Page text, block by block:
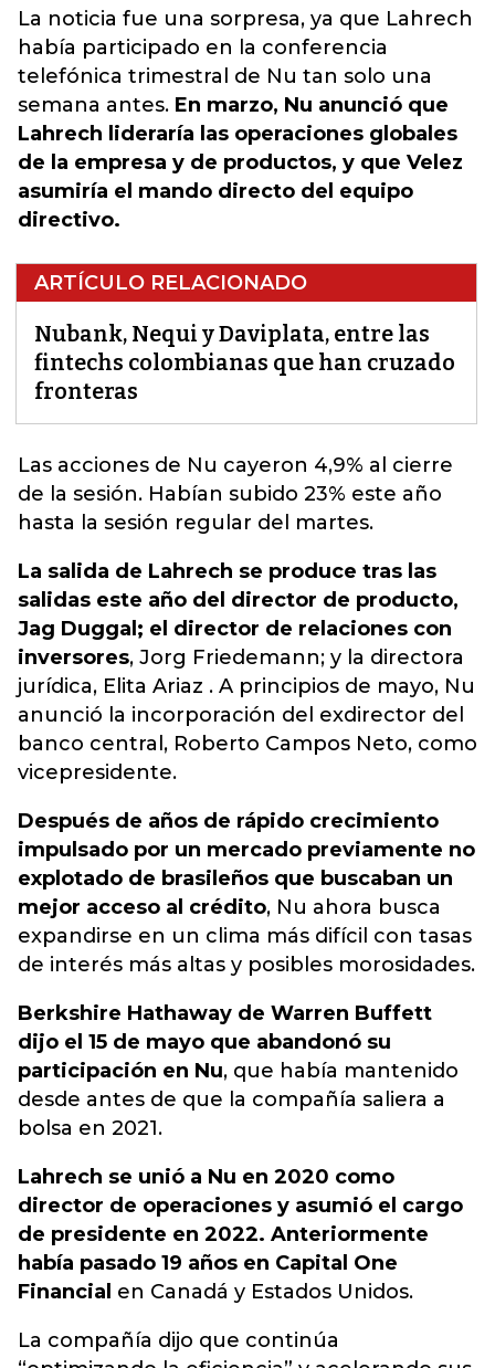
La noticia fue una sorpresa, ya que Lahrech
había participado en la conferencia
telefónica trimestral de Nu tan solo una
semana antes. En marzo, Nu anunció que
Lahrech lideraría las operaciones globales
de la empresa y de productos, y que Velez
asumiría el mando directo del equipo
directivo.
ARTÍCULO RELACIONADO
Nubank, Nequi y Daviplata, entre las
fintechs colombianas que han cruzado
fronteras
Las acciones de Nu cayeron 4,9% al cierre
de la sesión. Habían subido 23% este año
hasta la sesión regular del martes.
La salida de Lahrech se produce tras las
salidas este año del director de producto,
Jag Duggal; el director de relaciones con
inversores, Jorg Friedemann; y la directora
jurídica, Elita Ariaz . A principios de mayo, Nu
anunció la incorporación del exdirector del
banco central, Roberto Campos Neto, como
vicepresidente.
Después de años de rápido crecimiento
impulsado por un mercado previamente no
explotado de brasileños que buscaban un
mejor acceso al crédito, Nu ahora busca
expandirse en un clima más difícil con tasas
de interés más altas y posibles morosidades.
Berkshire Hathaway de Warren Buffett
dijo el 15 de mayo que abandonó su
participación en Nu, que había mantenido
desde antes de que la compañía saliera a
bolsa en 2021.
Lahrech se unió a Nu en 2020 como
director de operaciones y asumió el cargo
de presidente en 2022. Anteriormente
había pasado 19 años en Capital One
Financial en Canadá y Estados Unidos.
La compañía dijo que continúa